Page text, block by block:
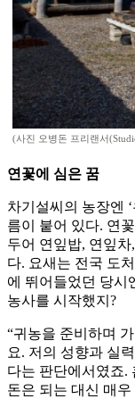
(사진 오병돈 프리랜서
연꽃에 심은 꿈
차기설씨의 농장엔
름이 붙어 있다. 연
두어 연잎밥, 연잎
다. 요새는 전국 도
에 뛰어들었던 당시
농사를 시작했지?
“귀농을 준비하며
요. 저의 성향과 실
다는 판단에서였죠.
돈은 되는 대신 매